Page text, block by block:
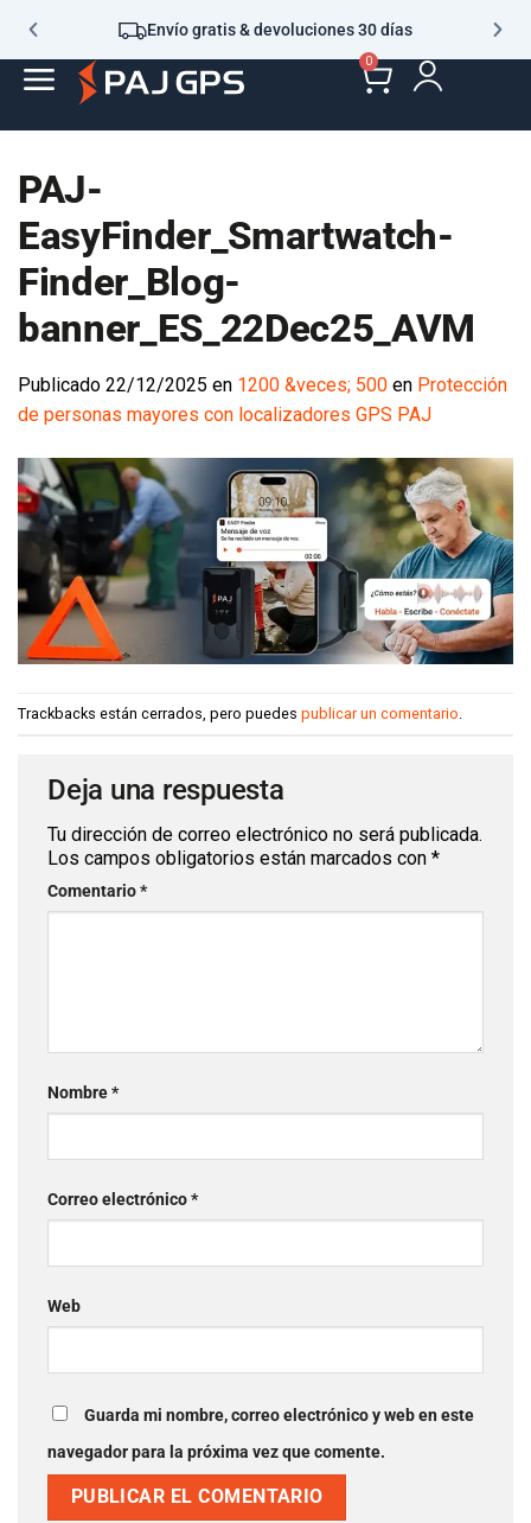
Envío gratis & devoluciones 30 días
0
PAJ-
EasyFinder_Smartwatch-
Finder_Blog-
banner_ES_22Dec25_AVM
Publicado 22/12/2025 en 1200 &veces; 500 en Protección
de personas mayores con localizadores GPS PAJ
Trackbacks están cerrados, pero puedes publicar un comentario
Deja una respuesta
Tu dirección de correo electrónico no será publicada.
Los campos obligatorios están marcados con *
Comentario*
Nombre*
Correo electrónico*
Web
Guarda mi nombre, correo electrónico y web en este
navegador para la próxima vez que comente.